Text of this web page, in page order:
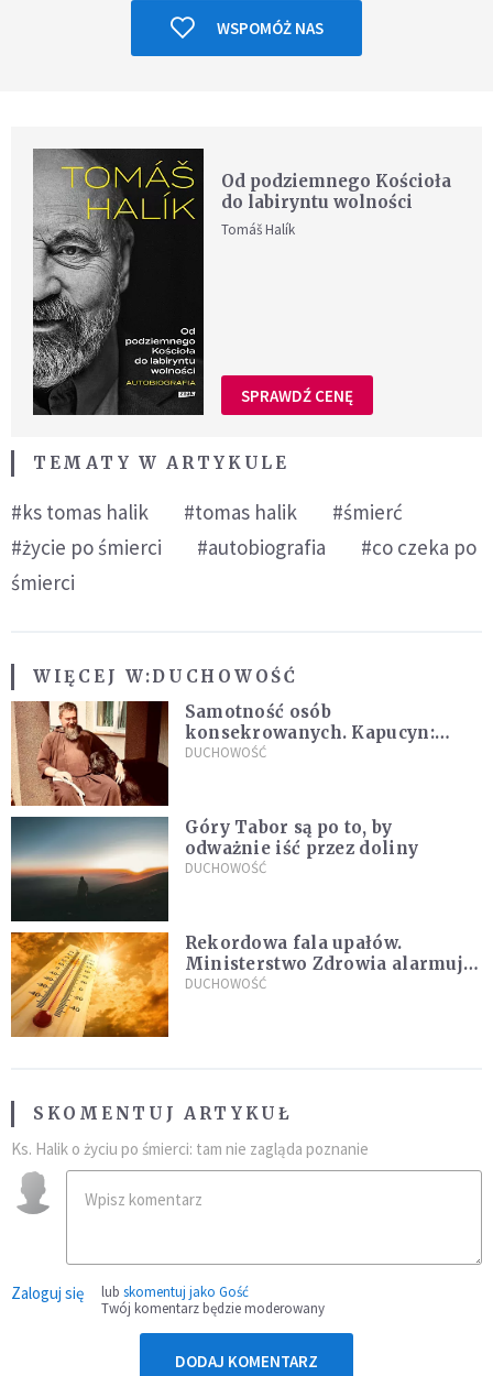
WSPOMÓŻ NAS
Od podziemnego Kościoła
do labiryntu wolności
Tomáš Halík
SPRAWDŹ CENĘ
TEMATY W ARTYKULE
#ks tomas halik #tomas halik
#śmierć
#życie po śmierci
#autobiografia
#co czeka po
śmierci
WIĘCEJ W:DUCHOWOŚĆ
Samotność osób
konsekrowanych. Kapucyn:
Życie w pojedynkę rzadko jest
DUCHOWOŚĆ
Góry Tabor są po to, by
odważnie iść przez doliny
DUCHOWOŚĆ
Rekordowa fala upałów.
Ministerstwo Zdrowia alarmuje
po doświadczeniach z czerwca
DUCHOWOŚĆ
SKOMENTUJ ARTYKUŁ
Ks. Halik o życiu po śmierci: tam nie zagląda poznanie
Zaloguj się lub skomentuj jako Gość
Twój komentarz będzie moderowany
DODAJ KOMENTARZ